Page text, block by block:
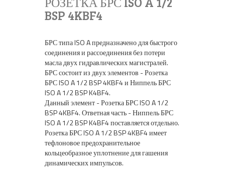
BSP 4KBF4
БРС типа ISO A предназначено для быстрого
соединения и рассоединения без потери
масла двух гидравлических магистралей.
БРС состоит из двух элементов - Розетка
БРС ISO A 1/2 BSP 4KBF4 и Ниппель БРС
ISO A 1/2 BSP K4BF4.
Данный элемент - Розетка БРС ISO A 1/2
BSP 4KBF4. Ответная часть - Ниппель БРС
ISO A 1/2 BSP K4BF4 поставляется отдельно.
Розетка БРС ISO A 1/2 BSP 4KBF4 имеет
тефлоновое предохранительное
кольцеобразное уплотнение для гашения
динамических импульсов.